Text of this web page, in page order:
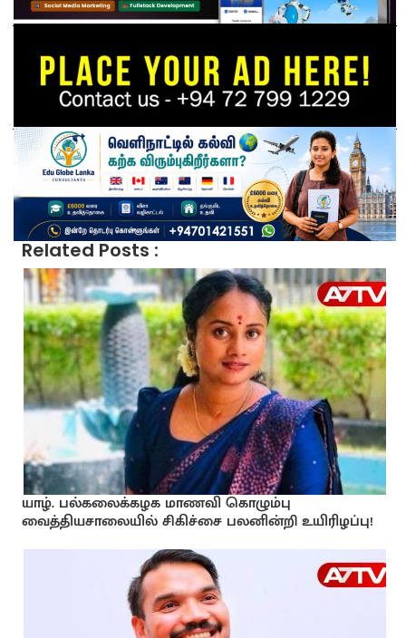
Related Posts :
யாழ். பல்கலைக்கழக மாணவி கொழும்பு
வைத்தியசாலையில் சிகிச்சை பலனின்றி உயிரிழப்பு!